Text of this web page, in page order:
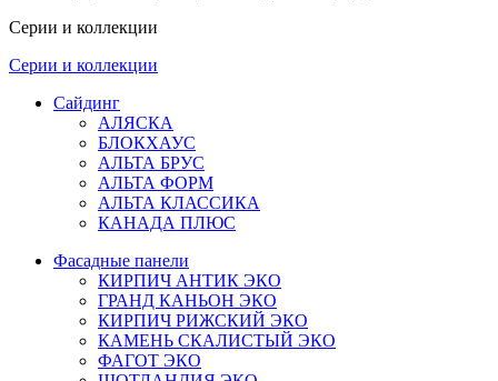
Серии и коллекции
Серии и коллекции
Сайдинг
АЛЯСКА
БЛОКХАУС
АЛЬТА БРУС
АЛЬТА ФОРМ
АЛЬТА КЛАССИКА
КАНАДА ПЛЮС
Фасадные панели
КИРПИЧ АНТИК ЭКО
ГРАНД КАНЬОН ЭКО
КИРПИЧ РИЖСКИЙ ЭКО
КАМЕНЬ СКАЛИСТЫЙ ЭКО
ФАГОТ ЭКО